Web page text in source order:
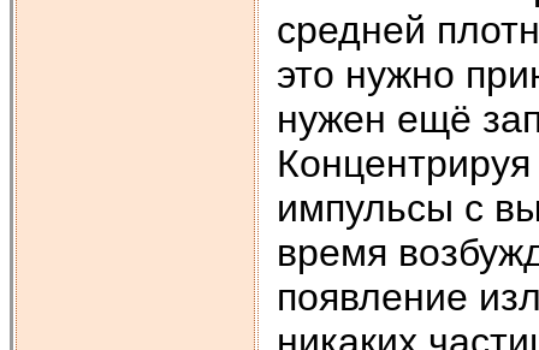
средней
это нужно
нужен ещё
импульсы с
время
появление